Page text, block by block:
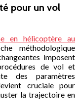
pour un vol
en hélicoptère au
méthodologique
imposent
de vol et
des paramètres
cruciale pour
la trajectoire en